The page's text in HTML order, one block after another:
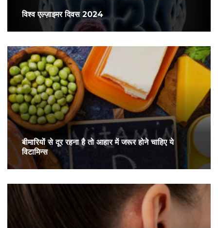
विश्व एल्ज़ाइमर दिवस 2024
बीमारियों से दूर रहना है तो आहार में जरूर होने चाहिए ये
विटामिन्स